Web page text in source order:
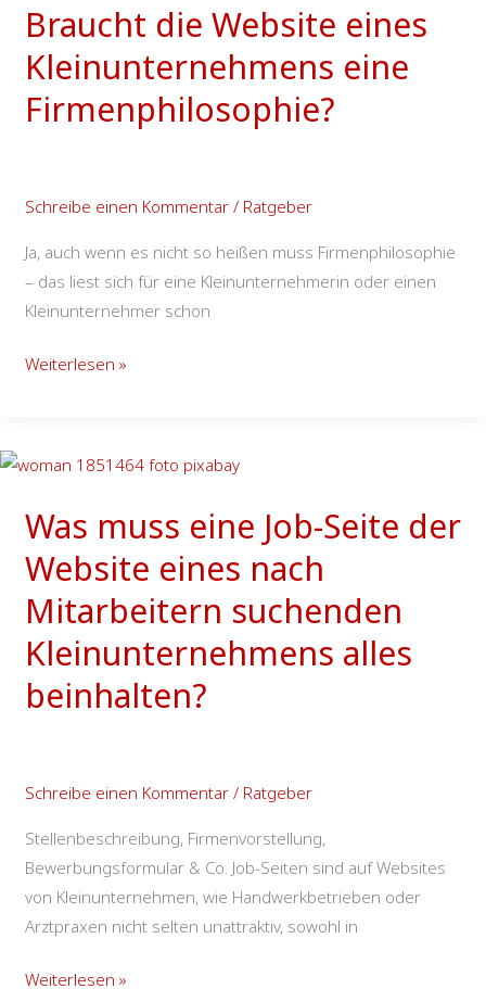
Braucht die Website eines
Kleinunternehmens eine
Firmenphilosophie?
Schreibe einen Kommentar / Ratgeber
Ja, auch wenn es nicht so heißen muss Firmenphilosophie
– das liest sich für eine Kleinunternehmerin oder einen
Kleinunternehmer schon
Website
Kleinunternehmens
eine
Firmenphilosophie?
Weiterlesen »
Was muss eine Job-Seite der
Website eines nach
Mitarbeitern suchenden
Kleinunternehmens alles
beinhalten?
Schreibe einen Kommentar / Ratgeber
Stellenbeschreibung, Firmenvorstellung,
Bewerbungsformular & Co. Job-Seiten sind auf Websites
von Kleinunternehmen, wie Handwerkbetrieben oder
Arztpraxen nicht selten unattraktiv, sowohl in
Was
eine
Seite
der
Website
eines
nach
Kleinunternehmens
beinhalten?
Weiterlesen »